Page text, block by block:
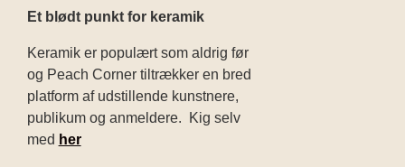
Et blødt punkt for keramik
Keramik er populært som aldrig før
og Peach Corner tiltrækker en bred
platform af udstillende kunstnere,
publikum og anmeldere.
Kig selv
med her